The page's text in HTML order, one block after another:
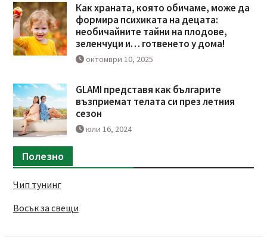
Как храната, която обичаме, може да
формира психиката на децата:
необичайните тайни на плодове,
зеленчуци и… готвенето у дома!
октомври 10, 2025
GLAMI представя как българите
възприемат телата си през летния
сезон
юли 16, 2024
Полезно
Чип тунинг
Восък за свещи